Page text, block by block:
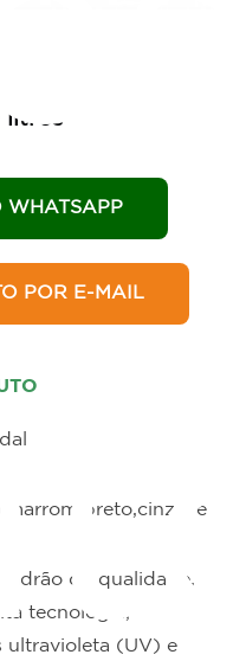
litros
WHATSAPP
POR E-MAIL
e
de qualidade,
tecnologia,
ultravioleta (UV) e